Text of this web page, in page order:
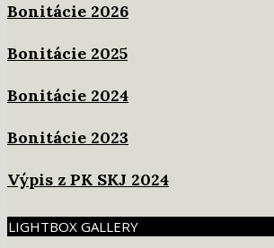
Bonitácie 2026
Bonitácie 2025
Bonitácie 2024
Bonitácie 2023
Výpis z PK SKJ 2024
LIGHTBOX GALLERY